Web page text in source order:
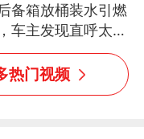
备箱放桶装水引燃
车主发现直呼太危
出来让大家都避
危险”
热门视频